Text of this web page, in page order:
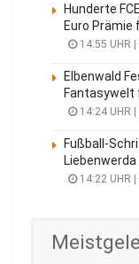
Hunderte
Euro Prämie
14:55 UHR |
Elbenwald
Fantasywelt
14:24 UHR |
Fußball-
14:22 UHR |